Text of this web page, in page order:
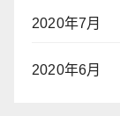
2020年7月
2020年6月